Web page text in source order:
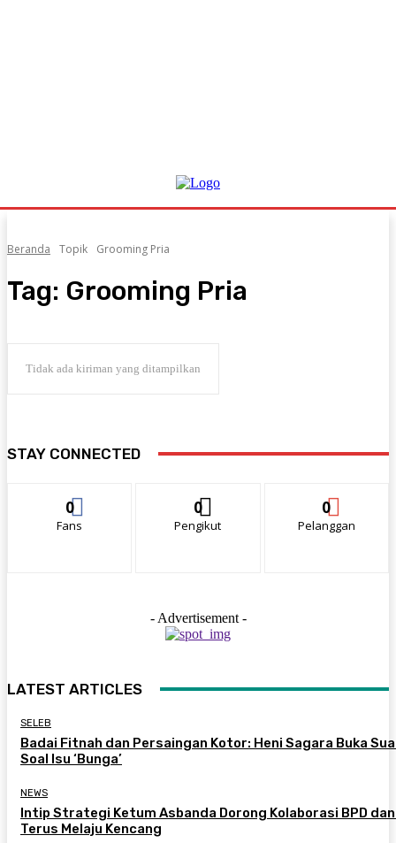
Beranda Topik Grooming Pria
Tag: Grooming Pria
Tidak ada kiriman yang ditampilkan
STAY CONNECTED
0
Fans
0
Pengikut
0
Pelanggan
- Advertisement -
LATEST ARTICLES
SELEB
Badai Fitnah dan Persaingan Kotor: Heni Sagara Buka
Soal Isu ‘Bunga’
NEWS
Intip Strategi Ketum Asbanda Dorong Kolaborasi BPD dan
Terus Melaju Kencang